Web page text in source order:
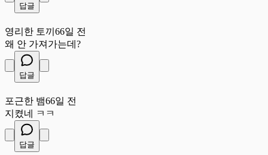
답글
영리한 토끼 66일 전
왜 안 가져가는데?
답글
포근한 뱀66일 전
지켰네 ㅋㅋ
답글